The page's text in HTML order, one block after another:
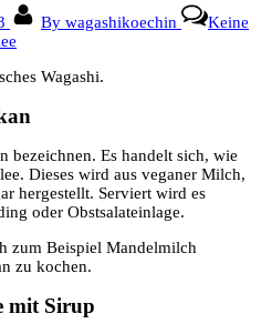
By wagashikoechin
Keine
Wagashi.
bezeichnen. Es handelt sich, wie
Dieses wird aus veganer Milch,
hergestellt. Serviert wird es
oder Obstsalateinlage.
zum Beispiel Mandelmilch
zu kochen.
mit Sirup